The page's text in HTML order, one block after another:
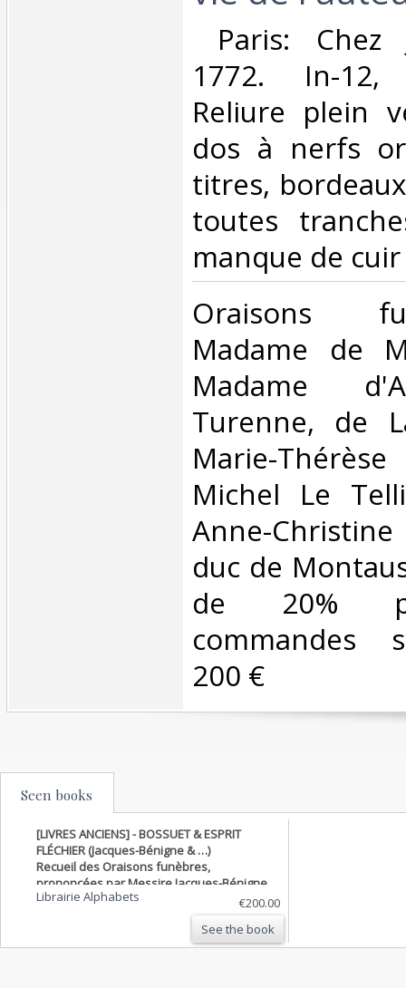
Paris: Chez
1772. In-
Reliure plein
dos à nerfs
titres,
toutes
manque de
‎Oraisons
Madame de
Madame
Turenne, de
Marie-
Michel Le
Anne-
duc de
de 20%
commandes
200 €‎
Seen books
[LIVRES ANCIENS] - BOSSUET & ESPRIT
FLÉCHIER (Jacques-Bénigne & …)
Recueil des Oraisons funèbres,
prononcées par Messire Jacques-Bénigne
Bossuet, évêque de Meaux, et par Messire
Esprit Fléchier, évêque de Nismes.
Librairie Alphabets
€200.00
See the book